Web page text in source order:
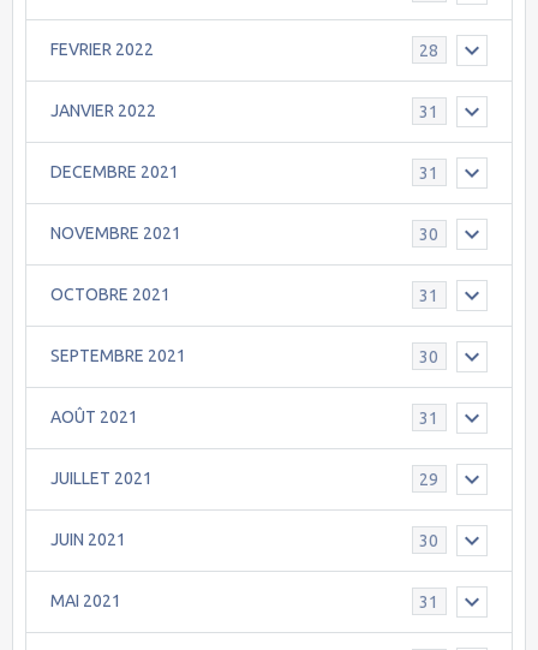
FEVRIER 2022 28
JANVIER 2022 31
DECEMBRE 2021 31
NOVEMBRE 2021 30
OCTOBRE 2021 31
SEPTEMBRE 2021 30
AOÛT 2021 31
JUILLET 2021 29
JUIN 2021 30
MAI 2021 31